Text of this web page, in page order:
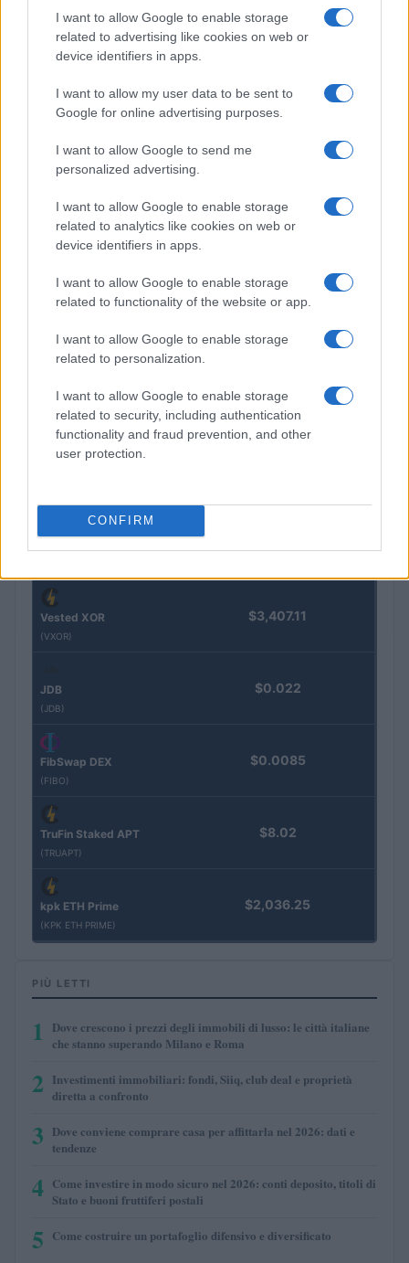
I want to allow Google to enable storage
related to advertising like cookies on web or
device identifiers in apps.
I want to allow my user data to be sent to
Google for online advertising purposes.
I want to allow Google to send me
personalized advertising.
I want to allow Google to enable storage
related to analytics like cookies on web or
device identifiers in apps.
I want to allow Google to enable storage
related to functionality of the website or app.
I want to allow Google to enable storage
related to personalization.
I want to allow Google to enable storage
related to security, including authentication
functionality and fraud prevention, and other
user protection.
CONFIRM
Francesca Spadaro · 5 Ago 2026
QUOTAZIONI CRYPTO
Nome
Eureka Bridged PAX
Gold (Terra
(PAXG)
$4,187.30
Kinza Babylon Staked
(KBTC)
$83,270.00
Morpho Vault
(STEAKEURCV)
$100,000,000,000,000.00
Vested XOR
(VXOR)
$3,407.11
JDB
(JDB)
$0.022
FibSwap DEX
(FIBO)
$0.0085
TruFin Staked APT
(TRUAPT)
$8.02
kpk ETH Prime
(KPK ETH PRIME)
$2,036.25
PIÙ LETTI
1
Dove crescono i prezzi degli immobili di lusso: le città italiane
che stanno superando Milano e Roma
2 Investimenti immobiliari: fondi, Siiq, club deal e proprietà
diretta a confronto
3 Dove conviene comprare casa per affittarla nel 2026: dati e
tendenze
4 Come investire in modo sicuro nel 2026: conti deposito, titoli di
Stato e buoni fruttiferi postali
5 Come costruire un portafoglio difensivo e diversificato